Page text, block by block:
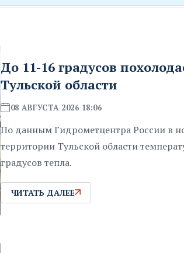
До 11-16 градусов
Тульской области
08 АВГУСТА 2026 18:06
По данным Гидрометцентра России в
территории Тульской области
градусов тепла.
ЧИТАТЬ ДАЛЕЕ